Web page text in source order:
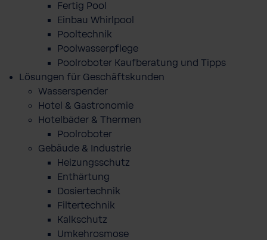
Fertig Pool
Einbau Whirlpool
Pooltechnik
Poolwasserpflege
Poolroboter Kaufberatung und Tipps
Lösungen für Geschäftskunden
Wasserspender
Hotel & Gastronomie
Hotelbäder & Thermen
Poolroboter
Gebäude & Industrie
Heizungsschutz
Enthärtung
Dosiertechnik
Filtertechnik
Kalkschutz
Umkehrosmose